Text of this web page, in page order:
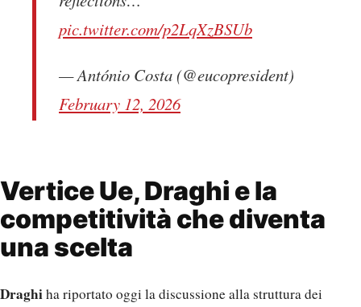
pic.twitter.com/p2LqXzBSUb
— António Costa (@eucopresident)
February 12, 2026
Vertice Ue, Draghi e la
competitività che diventa
una scelta
Draghiha riportato oggi la discussione alla struttura dei